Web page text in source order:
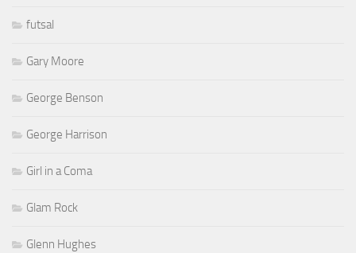
futsal
Gary Moore
George Benson
George Harrison
Girl in a Coma
Glam Rock
Glenn Hughes